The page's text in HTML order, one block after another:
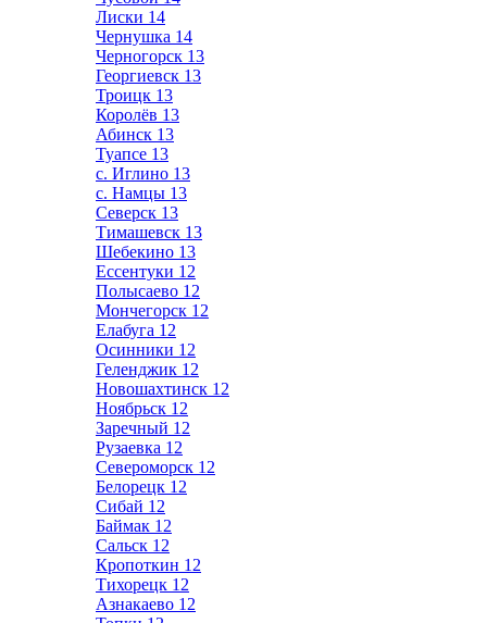
Лиски 14
Чернушка 14
Черногорск 13
Георгиевск 13
Троицк 13
Королёв 13
Абинск 13
Туапсе 13
с. Иглино 13
с. Намцы 13
Северск 13
Тимашевск 13
Шебекино 13
Ессентуки 12
Полысаево 12
Мончегорск 12
Елабуга 12
Осинники 12
Геленджик 12
Новошахтинск 12
Ноябрьск 12
Заречный 12
Рузаевка 12
Североморск 12
Белорецк 12
Сибай 12
Баймак 12
Сальск 12
Кропоткин 12
Тихорецк 12
Азнакаево 12